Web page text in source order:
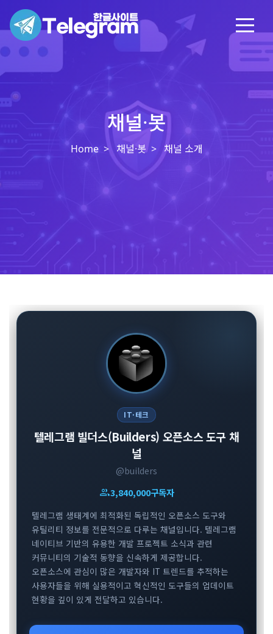
채널·봇
Home 채널·봇 채널 소개
IT·테크
텔레그램 빌더스(Builders) 오픈소스 도구 채
널
@builders
group3,840,000구독자
텔레그램 생태계에 최적화된 독립적인 오픈소스 도구와
유틸리티 정보를 전문적으로 다루는 채널입니다. 텔레그램
네이티브 기반의 유용한 개발 프로젝트 소식과 관련
커뮤니티의 기술적 동향을 신속하게 제공합니다.
오픈소스에 관심이 많은 개발자와 IT 트렌드를 추적하는
사용자들을 위해 실용적이고 혁신적인 도구들의 업데이트
현황을 깊이 있게 전달하고 있습니다.